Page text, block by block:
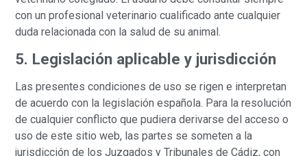
con un profesional veterinario cualificado ante cualquier
duda relacionada con la salud de su animal.
5. Legislación aplicable y jurisdicción
Las presentes condiciones de uso se rigen e interpretan
de acuerdo con la legislación española. Para la resolución
de cualquier conflicto que pudiera derivarse del acceso o
uso de este sitio web, las partes se someten a la
jurisdicción de los Juzgados y Tribunales de Cádiz, con